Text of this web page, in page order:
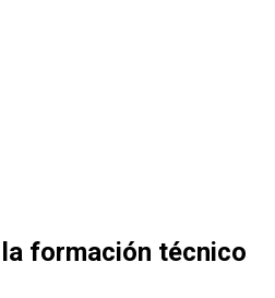
formación técnico